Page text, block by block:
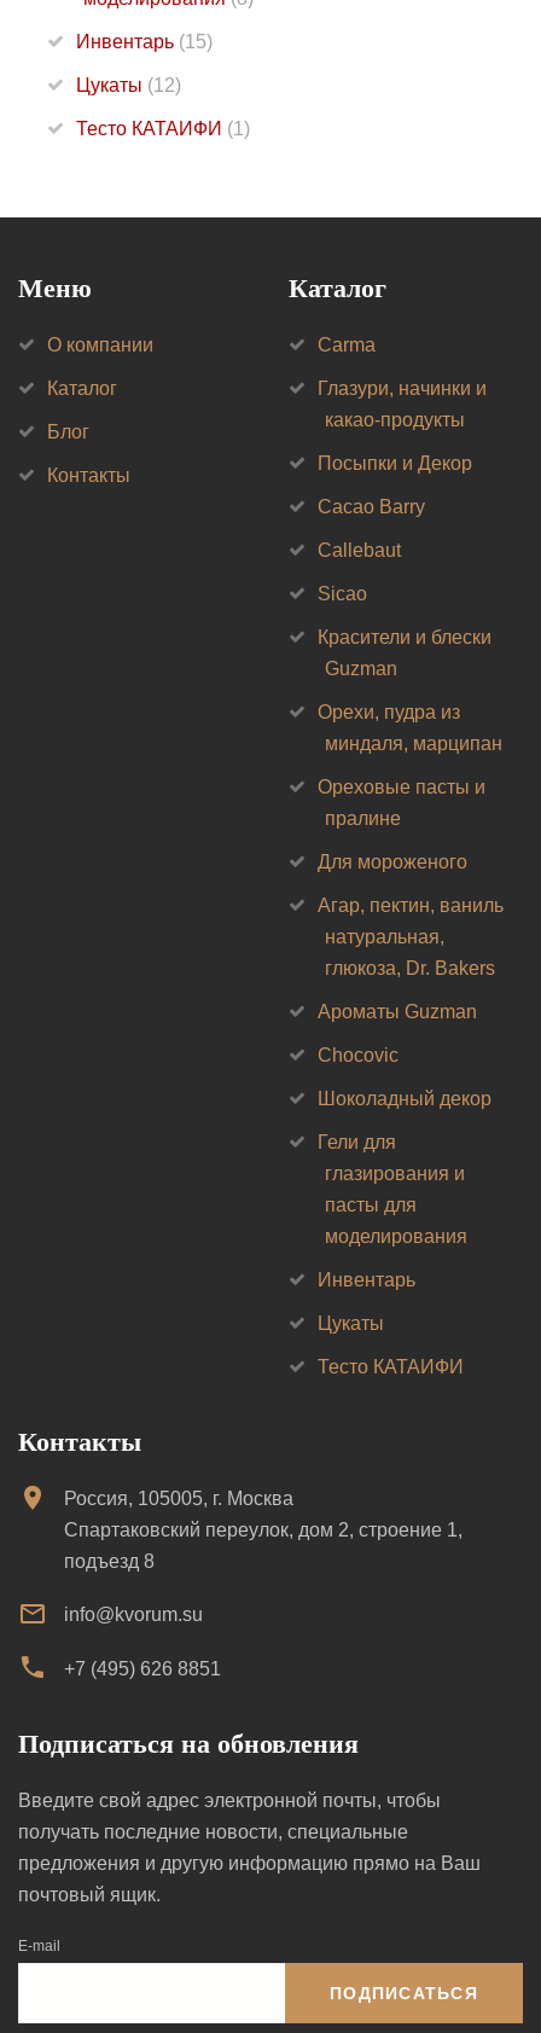
Инвентарь (15)
Цукаты (12)
Тесто КАТАИФИ (1)
Меню
О компании
Каталог
Блог
Контакты
Каталог
Carma
Глазури, начинки и
какао-продукты
Посыпки и Декор
Cacao Barry
Callebaut
Sicao
Красители и блески
Guzman
Орехи, пудра из
миндаля, марципан
Ореховые пасты и
пралине
Для мороженого
Агар, пектин, ваниль
натуральная,
глюкоза, Dr. Bakers
Ароматы Guzman
Chocovic
Шоколадный декор
Гели для
глазирования и
пасты для
моделирования
Инвентарь
Цукаты
Тесто КАТАИФИ
Контакты
Россия, 105005, г. Москва
Спартаковский переулок, дом 2, строение 1,
подъезд 8
info@kvorum.su
+7 (495) 626 8851
Подписаться на обновления
Введите свой адрес электронной почты, чтобы
получать последние новости, специальные
предложения и другую информацию прямо на Ваш
почтовый ящик.
E-mail
ПОДПИСАТЬСЯ